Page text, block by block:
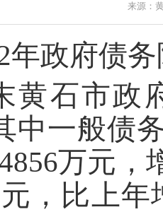
来源：
年政府债
黄石市政
中一般债
万元，
，比上